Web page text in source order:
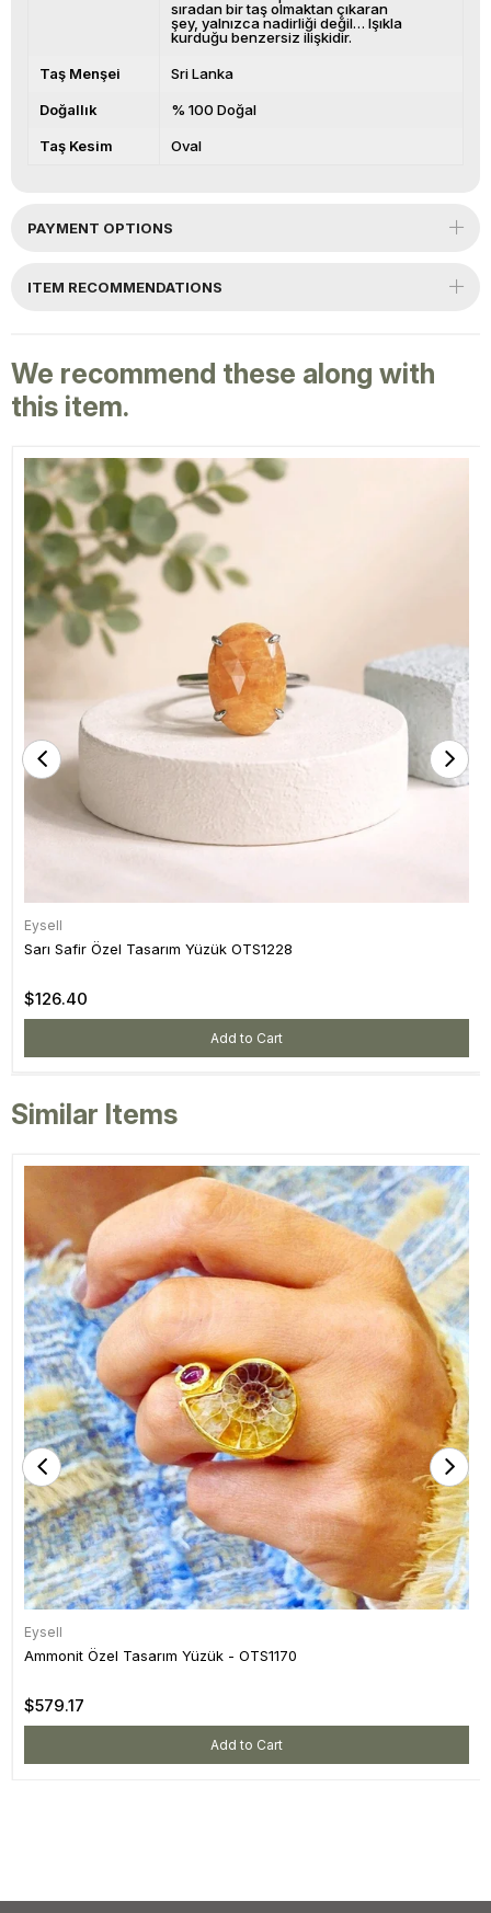
sıradan bir taş olmaktan çıkaran
şey, yalnızca nadirliği değil… Işıkla
kurduğu benzersiz ilişkidir.
Taş Menşei Sri Lanka
Doğallık % 100 Doğal
Taş Kesim Oval
PAYMENT OPTIONS
ITEM RECOMMENDATIONS
We recommend these along with
this item.
Eysell
Sarı Safir Özel Tasarım Yüzük OTS1228
$126.40
Add to Cart
Similar Items
Eysell
Ammonit Özel Tasarım Yüzük - OTS1170
$579.17
Add to Cart